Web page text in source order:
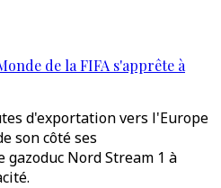
de la FIFA s'apprête à
d'exportation vers l'Europe
son côté ses
Nord Stream 1 à